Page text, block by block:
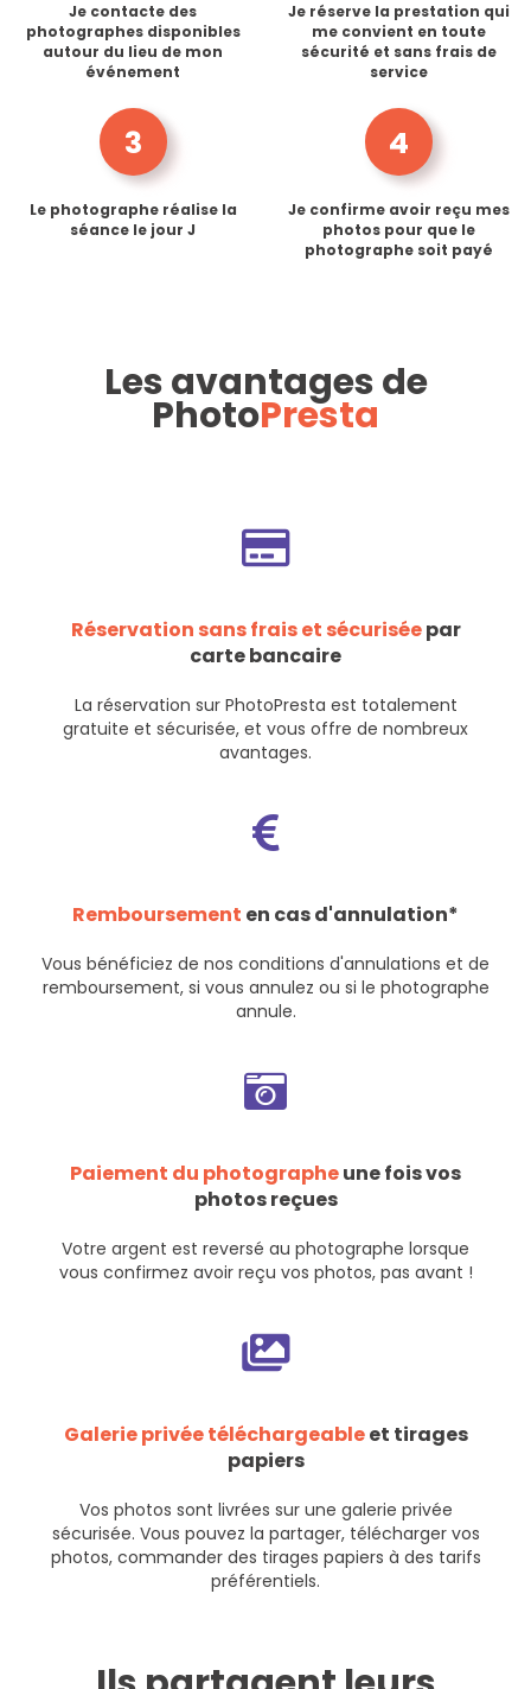
Je contacte des
photographes disponibles
autour du lieu de mon
événement
Je réserve la prestation qui
me convient en toute
sécurité et sans frais de
service
3
Le photographe réalise la
séance le jour J
4
Je confirme avoir reçu mes
photos pour que le
photographe soit payé
Les avantages de
PhotoPresta
Réservation sans frais et sécuriséepar
carte bancaire
La réservation sur PhotoPresta est totalement
gratuite et sécurisée, et vous offre de nombreux
avantages.
Remboursement en cas d'annulation*
Vous bénéficiez de nos conditions d'annulations et de
remboursement, si vous annulez ou si le photographe
annule.
Paiement du photographeune fois vos
photos reçues
Votre argent est reversé au photographe lorsque
vous confirmez avoir reçu vos photos, pas avant !
Galerie privée téléchargeableet tirages
papiers
Vos photos sont livrées sur une galerie privée
sécurisée. Vous pouvez la partager, télécharger vos
photos, commander des tirages papiers à des tarifs
préférentiels.